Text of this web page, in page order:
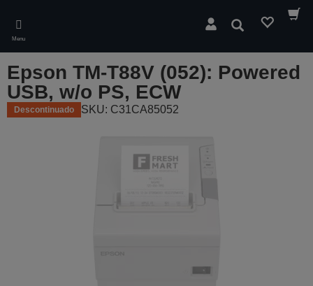
main
content
Menu
Pesquisar
Epson TM-T88V (052): Powered
USB, w/o PS, ECW
Descontinuado SKU: C31CA85052